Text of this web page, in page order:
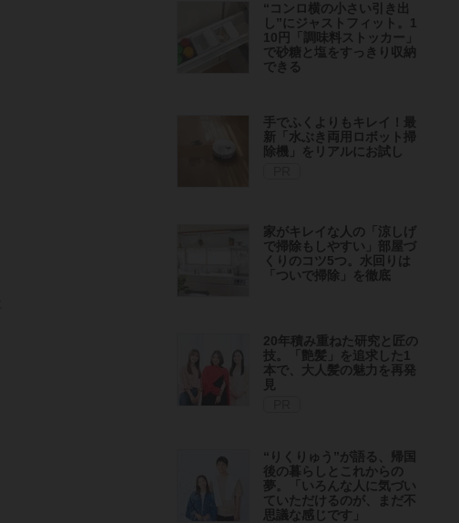
“コンロ横の小さい引き出
し”にジャストフィット。1
10円「調味料ストッカー」
で砂糖と塩をすっきり収納
できる
手でふくよりもキレイ！最
新「水ぶき両用ロボット掃
除機」をリアルにお試し
家がキレイな人の「涼しげ
で掃除もしやすい」部屋づ
くりのコツ5つ。水回りは
「ついで掃除」を徹底
20年積み重ねた研究と匠の
技。「艶髪」を追求した1
本で、大人髪の魅力を再発
見
“りくりゅう”が語る、帰国
後の暮らしとこれからの
夢。「いろんな人に気づい
ていただけるのが、まだ不
思議な感じです」